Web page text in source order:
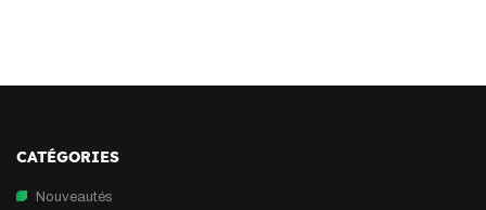
CATÉGORIES
Nouveautés